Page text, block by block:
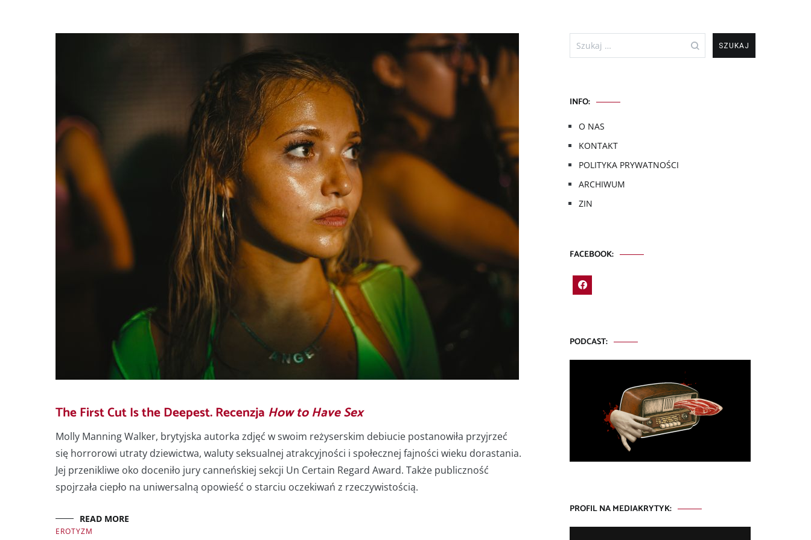
The First Cut Is the Deepest. Recenzja How to Have Sex
Molly Manning Walker, brytyjska autorka zdjęć w swoim reżyserskim debiucie postanowiła przyjrzeć
się horrorowi utraty dziewictwa, waluty seksualnej atrakcyjności i społecznej fajności wieku dorastania.
Jej przenikliwe oko doceniło jury canneńskiej sekcji Un Certain Regard Award. Także publiczność
spojrzała ciepło na uniwersalną opowieść o starciu oczekiwań z rzeczywistością.
READ MORE
EROTYZM
Szukaj:
INFO:
O NAS
KONTAKT
POLITYKA PRYWATNOŚCI
ARCHIWUM
ZIN
FACEBOOK:
PODCAST:
PROFIL NA MEDIAKRYTYK: